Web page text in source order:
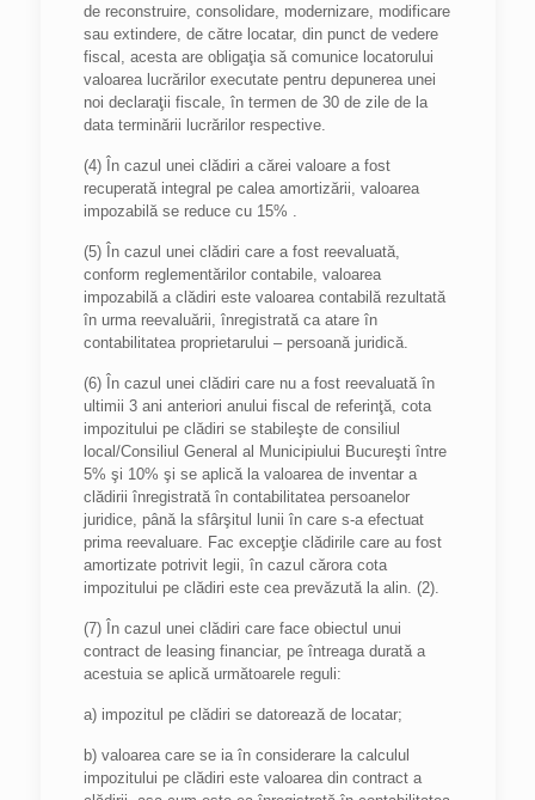
de reconstruire, consolidare, modernizare, modificare
sau extindere, de către locatar, din punct de vedere
fiscal, acesta are obligaţia să comunice locatorului
valoarea lucrărilor executate pentru depunerea unei
noi declaraţii fiscale, în termen de 30 de zile de la
data terminării lucrărilor respective.
(4) În cazul unei clădiri a cărei valoare a fost
recuperată integral pe calea amortizării, valoarea
impozabilă se reduce cu 15% .
(5) În cazul unei clădiri care a fost reevaluată,
conform reglementărilor contabile, valoarea
impozabilă a clădiri este valoarea contabilă rezultată
în urma reevaluării, înregistrată ca atare în
contabilitatea proprietarului – persoană juridică.
(6) În cazul unei clădiri care nu a fost reevaluată în
ultimii 3 ani anteriori anului fiscal de referinţă, cota
impozitului pe clădiri se stabileşte de consiliul
local/Consiliul General al Municipiului Bucureşti între
5% şi 10% şi se aplică la valoarea de inventar a
clădirii înregistrată în contabilitatea persoanelor
juridice, până la sfârşitul lunii în care s-a efectuat
prima reevaluare. Fac excepţie clădirile care au fost
amortizate potrivit legii, în cazul cărora cota
impozitului pe clădiri este cea prevăzută la alin. (2).
(7) În cazul unei clădiri care face obiectul unui
contract de leasing financiar, pe întreaga durată a
acestuia se aplică următoarele reguli:
a) impozitul pe clădiri se datorează de locatar;
b) valoarea care se ia în considerare la calculul
impozitului pe clădiri este valoarea din contract a